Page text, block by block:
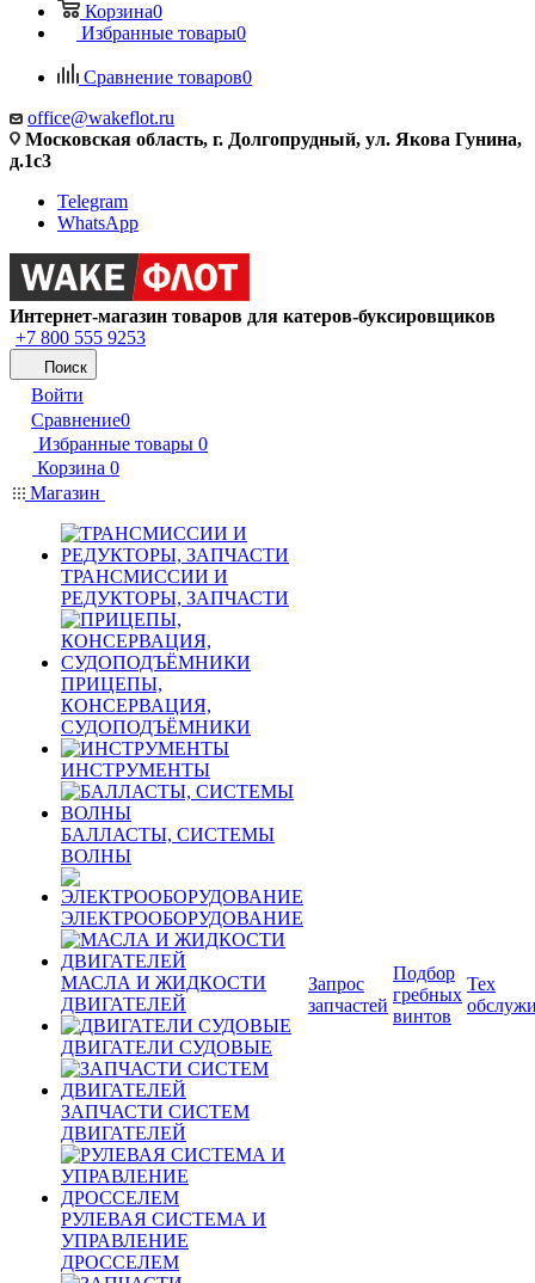
Корзина0
Избранные товары0
Сравнение товаров0
office@wakeflot.ru
Московская область, г. Долгопрудный, ул. Якова Гунина,
д.1с3
Telegram
WhatsApp
Интернет-магазин товаров для катеров-буксировщиков
+7 800 555 9253
Поиск
Войти
Сравнение0
Избранные товары 0
Корзина 0
Магазин
ТРАНСМИССИИ И
РЕДУКТОРЫ, ЗАПЧАСТИ
ПРИЦЕПЫ,
КОНСЕРВАЦИЯ,
СУДОПОДЪЁМНИКИ
ИНСТРУМЕНТЫ
БАЛЛАСТЫ, СИСТЕМЫ
ВОЛНЫ
ЭЛЕКТРООБОРУДОВАНИЕ
МАСЛА И ЖИДКОСТИ
ДВИГАТЕЛЕЙ
ДВИГАТЕЛИ СУДОВЫЕ
ЗАПЧАСТИ СИСТЕМ
ДВИГАТЕЛЕЙ
РУЛЕВАЯ СИСТЕМА И
УПРАВЛЕНИЕ
ДРОССЕЛЕМ
Запрос
запчастей
Подбор
гребных
винтов
Тех